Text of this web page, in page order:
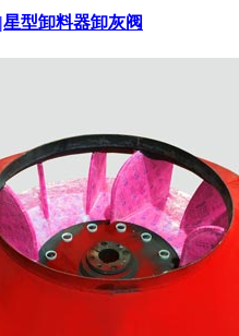
型卸料器卸灰阀